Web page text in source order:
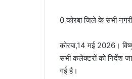
0 कोरबा जिले के सभी
कोरबा,14 मई 2026।
सभी कलेक्टरों को निर्देश
गई है।